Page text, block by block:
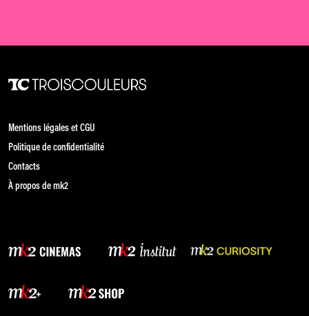
Mentions légales et CGU
Politique de confidentialité
Contacts
À propos de mk2